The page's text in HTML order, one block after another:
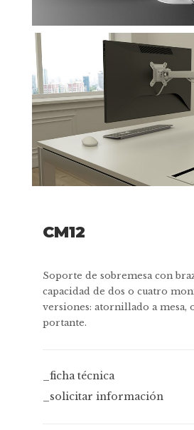
CM12
Soporte de sobremesa con
capacidad de dos o cuatro
versiones: atornillado a mesa,
portante.
_ficha técnica
_solicitar información